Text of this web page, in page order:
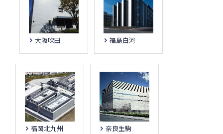
大阪吹田 福島白河
福岡北九州 奈良生駒